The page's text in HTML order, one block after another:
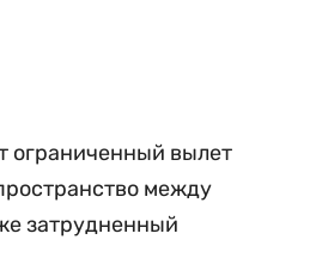
ограниченный вылет
между
затрудненный